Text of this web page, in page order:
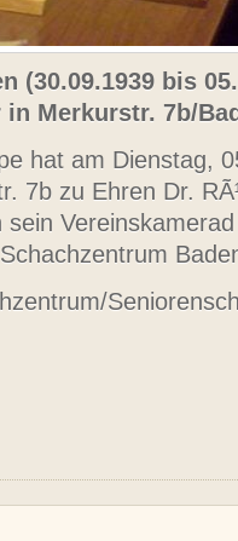
(30.09.1939 bis
Merkurstr. 7b/
hat am Dienstag,
7b zu Ehren Dr.